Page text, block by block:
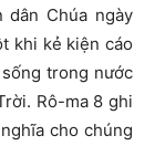
dân Chúa ngày
khi kẻ kiện cáo
trong nước
Rô-ma 8 ghi
cho chúng